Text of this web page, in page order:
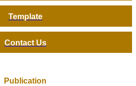
Template
Contact Us
Publication